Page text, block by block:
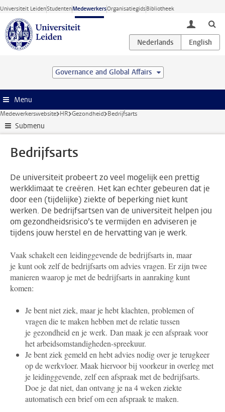
Ga direct naar de inhoud
Universiteit LeidenStudentenMedewerkersOrganisatiegidsBibliotheek
toggle
Governance and Global Affairs
Menu
Medewerkerswebsite HR Gezondheid Bedrijfsarts
Submenu
Bedrijfsarts
De universiteit probeert zo veel mogelijk een prettig
werkklimaat te creëren. Het kan echter gebeuren dat je
door een (tijdelijke) ziekte of beperking niet kunt
werken. De bedrijfsartsen van de universiteit helpen jou
om gezondheidsrisico’s te vermijden en adviseren je
tijdens jouw herstel en de hervatting van je werk.
Vaak schakelt een leidinggevende de bedrijfsarts in, maar
je kunt ook zelf de bedrijfsarts om advies vragen. Er zijn twee
manieren waarop je met de bedrijfsarts in aanraking kunt
komen:
Je bent niet ziek, maar je hebt klachten, problemen of
vragen die te maken hebben met de relatie tussen
je gezondheid en je werk. Dan maak je een afspraak voor
het arbeidsomstandigheden-spreekuur.
Je bent ziek gemeld en hebt advies nodig over je terugkeer
op de werkvloer. Maak hiervoor bij voorkeur in overleg met
je leidinggevende, zelf een afspraak met de bedrijfsarts.
Doe je dat niet, dan ontvang je na 4 weken ziekte
automatisch een brief om een afspraak te maken.